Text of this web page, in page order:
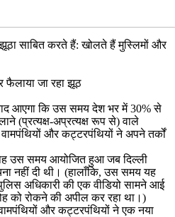
साबित करते हैं: खोलते हैं मुस्लिमों और
फैलाया जा रहा झूठ
आएगा कि उस समय देश भर में 30% से
(प्रत्यक्ष-अप्रत्यक्ष रूप से) वाले
और कट्टरपंथियों ने अपने तर्कों
उस समय आयोजित हुआ जब दिल्ली
नहीं दी थी। (हालाँकि, उस समय यह
अधिकारी की एक वीडियो सामने आई
को रोकने की अपील कर रहा था।)
और कट्टरपंथियों ने एक नया